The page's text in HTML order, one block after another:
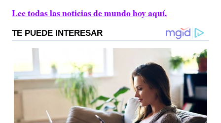
Lee todas las noticias de mundo hoy aquí.